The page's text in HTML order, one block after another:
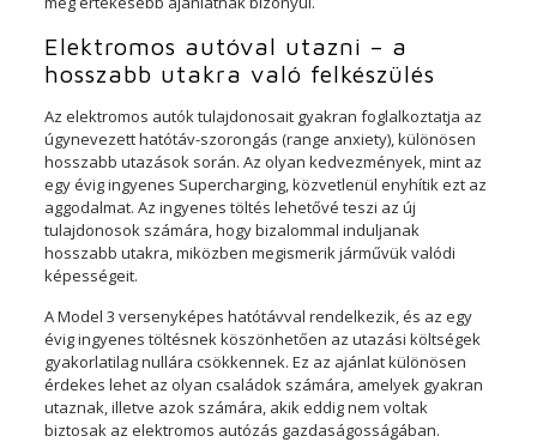
Elektromos autóval utazni – a
hosszabb utakra való felkészülés
Az elektromos autók tulajdonosait gyakran foglalkoztatja az
úgynevezett hatótáv-szorongás (range anxiety), különösen
hosszabb utazások során. Az olyan kedvezmények, mint az
egy évig ingyenes Supercharging, közvetlenül enyhítik ezt az
aggodalmat. Az ingyenes töltés lehetővé teszi az új
tulajdonosok számára, hogy bizalommal induljanak
hosszabb utakra, miközben megismerik járművük valódi
képességeit.
A Model 3 versenyképes hatótávval rendelkezik, és az egy
évig ingyenes töltésnek köszönhetően az utazási költségek
gyakorlatilag nullára csökkennek. Ez az ajánlat különösen
érdekes lehet az olyan családok számára, amelyek gyakran
utaznak, illetve azok számára, akik eddig nem voltak
biztosak az elektromos autózás gazdaságosságában.